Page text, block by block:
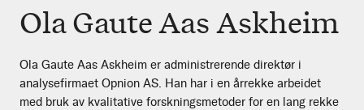
Ola Gaute Aas Askheim
Ola Gaute Aas Askheim er administrerende direktør i
analysefirmaet Opnion AS. Han har i en årrekke arbeidet
med bruk av kvalitative forskningsmetoder for en lang rekke